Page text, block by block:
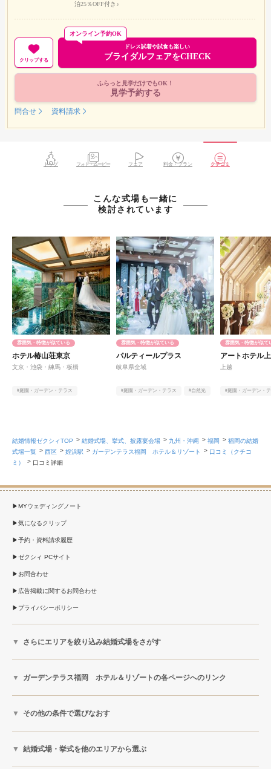
泊25％OFF付き♪
クリップする
ドレス試着や試食も楽しい
ブライダルフェアをCHECK
オンライン予約OK
ふらっと見学だけでもOK！
見学予約する
問合せ 資料請求
トップ フォト・ムービー フェア 料金・プラン クチコミ
こんな式場も一緒に
検討されています
雰囲気・特徴が似ている
ホテル椿山荘東京
文京・池袋・練馬・板橋
#庭園・ガーデン・テラス
雰囲気・特徴が似ている
パルティールプラス
岐阜県全域
#庭園・ガーデン・テラス
#自然光
雰囲気・特徴が似て
アートホテル
上越
#庭園・ガーデン・
結婚情報ゼクシィTOP 結婚式場、挙式、披露宴会場 九州・沖縄 福岡
福岡の結婚
式場一覧
西区 姪浜駅 ガーデンテラス福岡 ホテル＆リゾート
口コミ（クチコ
ミ）
口コミ詳細
MYウェディングノート
気になるクリップ
予約・資料請求履歴
ゼクシィ PCサイト
お問合わせ
広告掲載に関するお問合わせ
プライバシーポリシー
さらにエリアを絞り込み結婚式場をさがす
ガーデンテラス福岡 ホテル＆リゾートの各ページへのリンク
その他の条件で選びなおす
結婚式場・挙式を他のエリアから選ぶ